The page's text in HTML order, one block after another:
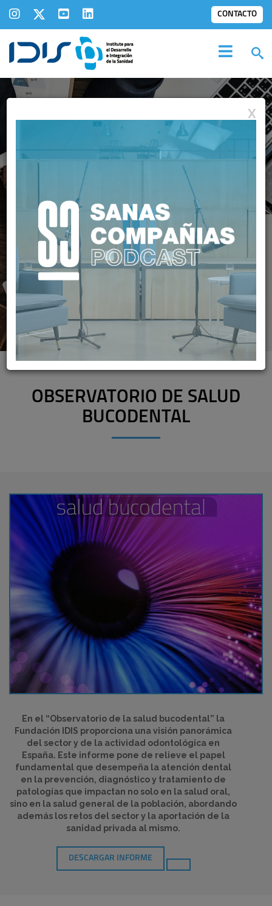
CONTACTO
INFORMES IDIS:
OTROS INFORMES
OBSERVATORIO DE SALUD
BUCODENTAL
En el “Observatorio de la salud bucodental” la
Fundación IDIS proporciona una visión panorámica
del sector y de la actividad odontológica en
España. Este informe pone de relieve el papel
fundamental que desempeña la atención dental
en la prevención, diagnóstico y tratamiento de
patologías que impactan no solo en la salud oral,
sino en la salud general de la población, abordando
además los retos del sector y la aportación de la
sanidad privada al mismo.
DESCARGAR INFORME
X